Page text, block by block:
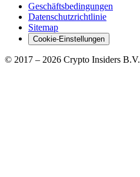
Geschäftsbedingungen
Datenschutzrichtlinie
Sitemap
Cookie-Einstellungen
© 2017 – 2026 Crypto Insiders B.V.